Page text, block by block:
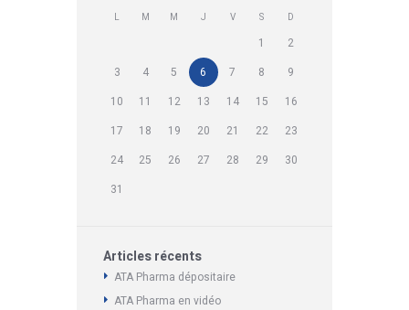
L M M J V S D
1
2
3
4 5 6 7 8
9
10
11 12 13 14 15
16
17
18 19 20 21 22
23
24
25 26 27 28 29
30
31
Articles récents
ATA Pharma dépositaire
ATA Pharma en vidéo